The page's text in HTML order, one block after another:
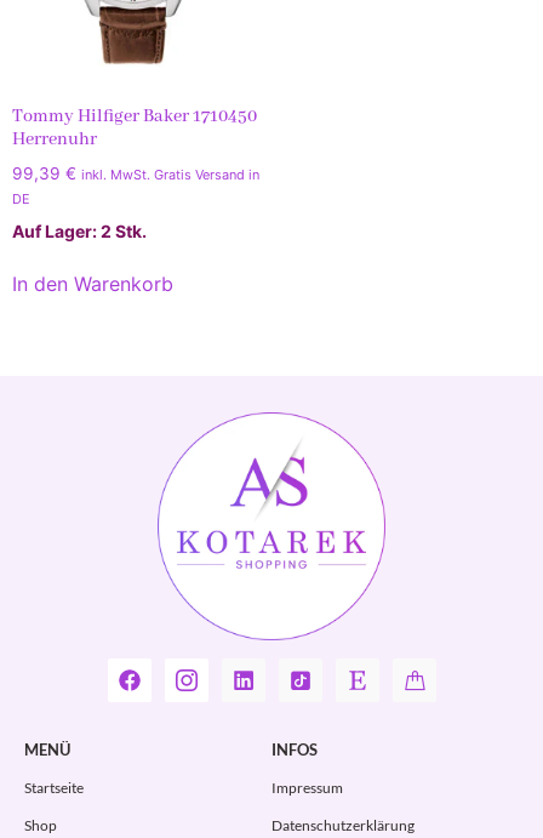
Tommy Hilfiger Baker 1710450
Herrenuhr
99,39 € inkl. MwSt. Gratis Versand in
DE
Auf Lager: 2 Stk.
In den Warenkorb
MENÜ
Startseite
Shop
INFOS
Impressum
Datenschutzerklärung